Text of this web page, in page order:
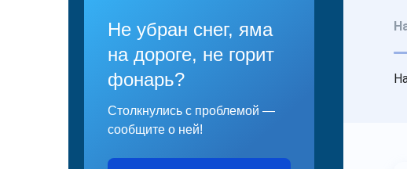
Не убран снег, яма
на дороге, не горит
фонарь?
Столкнулись с проблемой —
сообщите о ней!